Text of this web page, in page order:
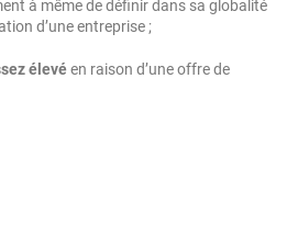
à même de définir dans sa globalité
d’une entreprise ;
élevéen raison d’une offre de